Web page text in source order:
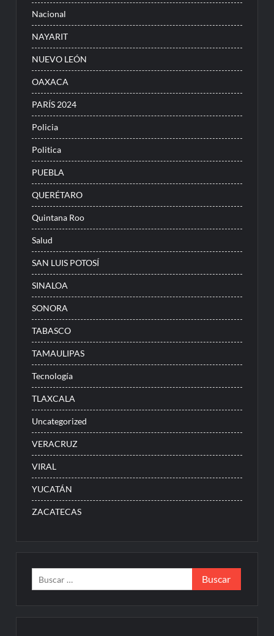
Nacional
NAYARIT
NUEVO LEÓN
OAXACA
PARÍS 2024
Policia
Politica
PUEBLA
QUERÉTARO
Quintana Roo
Salud
SAN LUIS POTOSÍ
SINALOA
SONORA
TABASCO
TAMAULIPAS
Tecnología
TLAXCALA
Uncategorized
VERACRUZ
VIRAL
YUCATÁN
ZACATECAS
Buscar: